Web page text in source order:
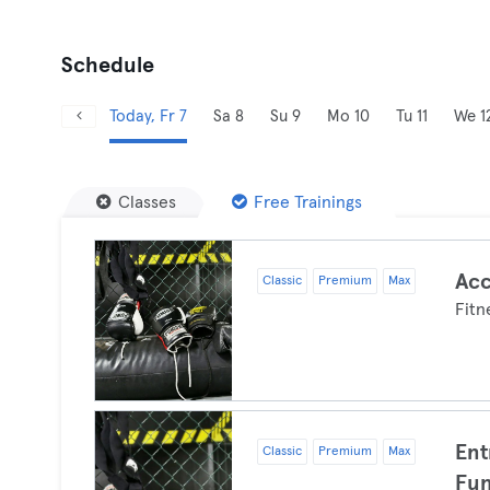
Schedule
Today, Fr 7 Sa 8 Su 9 Mo 10 Tu 11 We
Classes Free Trainings
Classic Premium Max
Classic Premium Max